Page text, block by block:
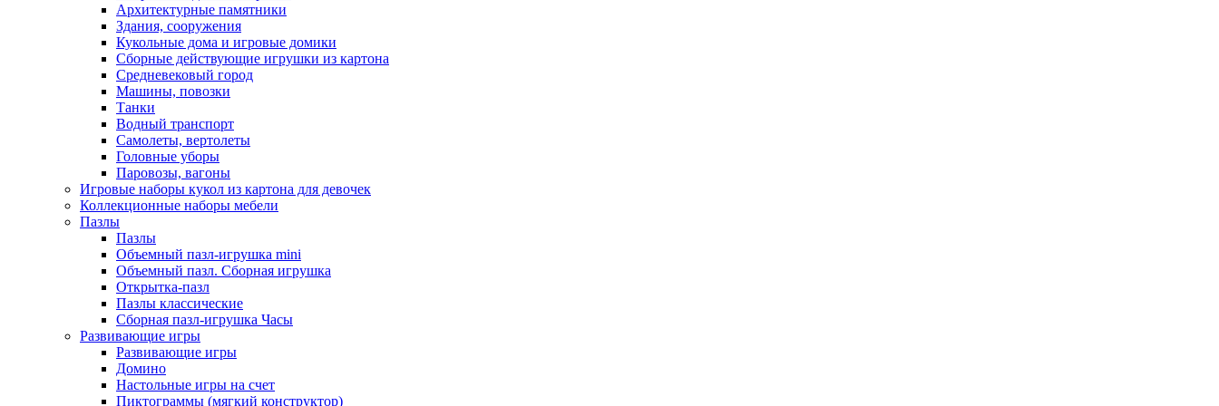
Архитектурные памятники
Здания, сооружения
Кукольные дома и игровые домики
Сборные действующие игрушки из картона
Средневековый город
Машины, повозки
Танки
Водный транспорт
Самолеты, вертолеты
Головные уборы
Паровозы, вагоны
Игровые наборы кукол из картона для девочек
Коллекционные наборы мебели
Пазлы
Пазлы
Объемный пазл-игрушка mini
Объемный пазл. Сборная игрушка
Открытка-пазл
Пазлы классические
Сборная пазл-игрушка Часы
Развивающие игры
Развивающие игры
Домино
Настольные игры на счет
Пиктограммы (мягкий конструктор)